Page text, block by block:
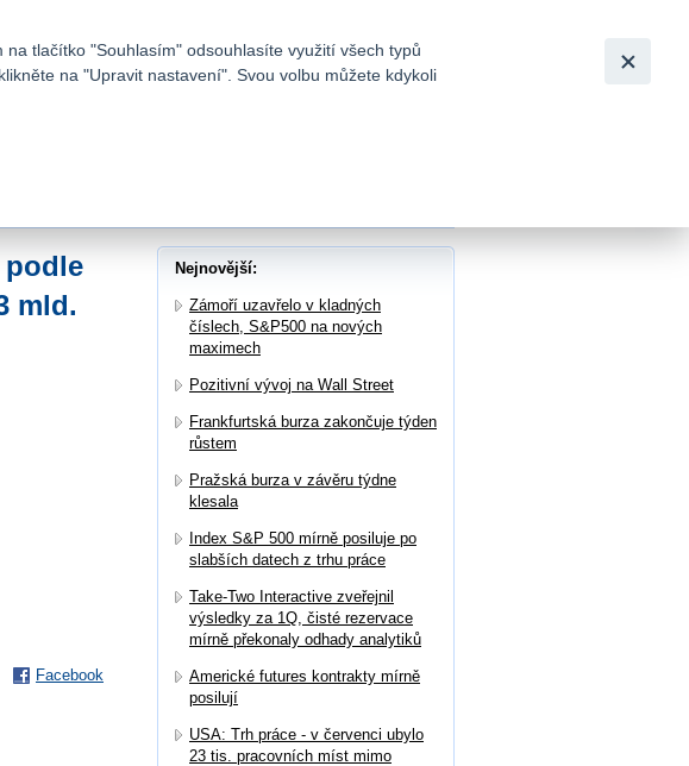
účty bez poplatků a
podle
mld.
Facebook
Nejnovější:
Zámoří uzavřelo v kladných
číslech, S&P500 na nových
maximech
Pozitivní vývoj na Wall Street
Frankfurtská burza zakončuje týden
růstem
Pražská burza v závěru týdne
klesala
Index S&P 500 mírně posiluje po
slabších datech z trhu práce
Take-Two Interactive zveřejnil
výsledky za 1Q, čisté rezervace
mírně překonaly odhady analytiků
Americké futures kontrakty mírně
posilují
USA: Trh práce - v červenci ubylo
23 tis. pracovních míst mimo
tlačítko "Souhlasím" odsouhlasíte využití všech typů
na "Upravit nastavení". Svou volbu můžete kdykoli